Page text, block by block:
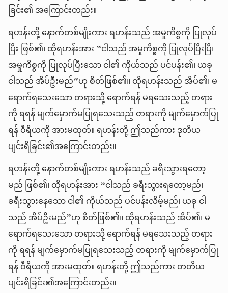
ခြင်း၏ အကြောင်းတည်း။
ရဟန်းတို့ နောက်တစ်မျိုးကား ရဟန်းသည် အမှုကိစ္စကို ပြုလုပ်
ပြီး ဖြစ်၏၊ ထိုရဟန်းအား “ငါသည် အမှုကိစ္စကို ပြုလုပ်ပြီးပြီ၊
အမှုကိစ္စကို ပြုလုပ်ပြီးသော ငါ၏ ကိုယ်သည် ပင်ပန်း၏၊ ယခု
ငါသည် အိပ်ဦးမည်”ဟု စိတ်ဖြစ်၏။ ထိုရဟန်းသည် အိပ်၏၊ မ
ရောက်ရသေးသော တရားသို့ ရောက်ရန် မရသေးသည့် တရား
ကို ရရန် မျက်မှောက်မပြုရသေးသည့် တရားကို မျက်မှောက်ပြု
ရန် ဝီရိယကို အားမထုတ်။ ရဟန်းတို့ ဤသည်ကား ဒုတိယ
ပျင်းရိခြင်း၏အကြောင်းတည်း။
ရဟန်းတို့ နောက်တစ်မျိုးကား ရဟန်းသည် ခရီးသွားရတော့
မည် ဖြစ်၏၊ ထိုရဟန်းအား “ငါသည် ခရီးသွားရတော့မည်၊
ခရီးသွားနေသော ငါ၏ ကိုယ်သည် ပင်ပန်းလိမ့်မည်၊ ယခု ငါ
သည် အိပ်ဦးမည်”ဟု စိတ်ဖြစ်၏။ ထိုရဟန်းသည် အိပ်၏၊ မ
ရောက်ရသေးသော တရားသို့ ရောက်ရန် မရသေးသည့် တရား
ကို ရရန် မျက်မှောက်မပြုရသေးသည့် တရားကို မျက်မှောက်ပြု
ရန် ဝီရိယကို အားမထုတ်။ ရဟန်းတို့ ဤသည်ကား တတိယ
ပျင်းရိခြင်း၏အကြောင်းတည်း။